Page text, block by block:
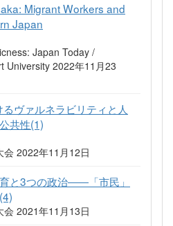
Migrant Workers and
Japan
Japan Today /
University 2022年11月23
ヴァルネラビリティと人
共性(1)
2022年11月12日
と3つの政治――「市民」
2021年11月13日